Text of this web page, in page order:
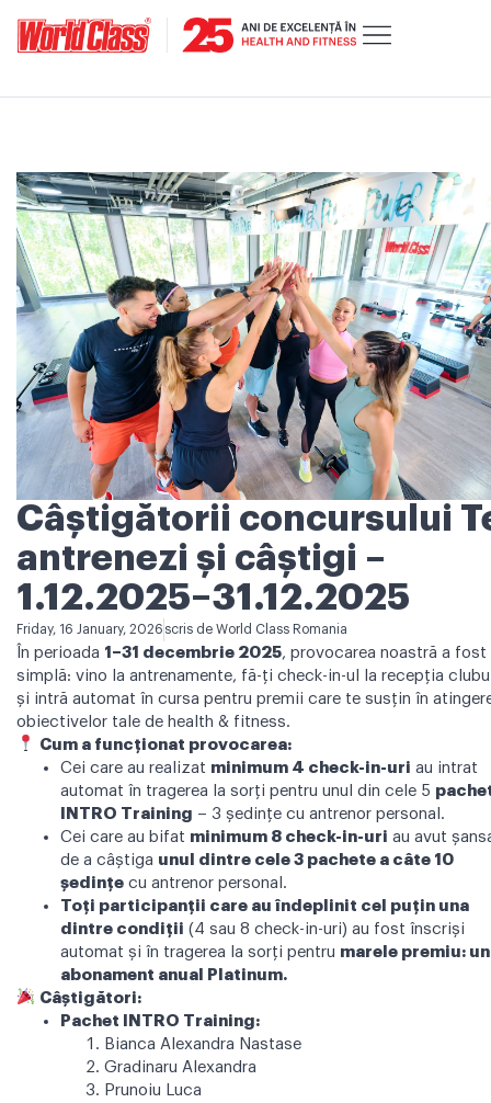
Câștigătorii concursului
antrenezi și câștigi –
1.12.2025–31.12.2025
Friday, 16 January, 2026 scris de World Class Romania
În perioada 1–31 decembrie 2025, provocarea noastră a fost
simplă: vino la antrenamente, fă-ți check-in-ul la recepția
și intră automat în cursa pentru premii care te susțin în
obiectivelor tale de health & fitness.
Cum a funcționat provocarea:
Cei care au realizat minimum 4 check-in-uri au intrat
automat în tragerea la sorți pentru unul din cele 5
INTRO Training – 3 ședințe cu antrenor personal.
Cei care au bifat minimum 8 check-in-uri au avut
de a câștiga unul dintre cele 3 pachete a câte 10
ședințe cu antrenor personal.
Toți participanții care au îndeplinit cel puțin una
dintre condiții (4 sau 8 check-in-uri) au fost înscriși
automat și în tragerea la sorți pentru marele premiu: un
abonament anual Platinum.
Câștigători:
Pachet INTRO Training:
Bianca Alexandra Nastase
Gradinaru Alexandra
Prunoiu Luca